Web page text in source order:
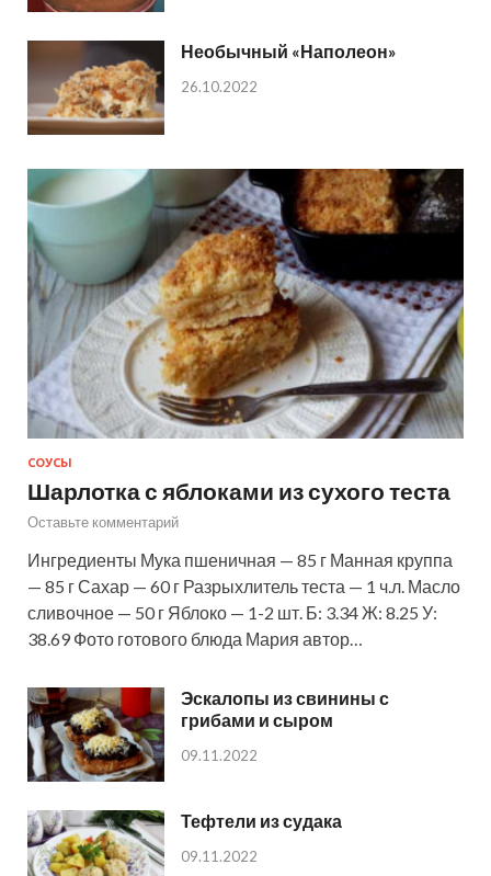
Необычный «Наполеон»
26.10.2022
СОУСЫ
Шарлотка с яблоками из сухого теста
Оставьте комментарий
Ингредиенты Мука пшеничная — 85 г Манная круппа
— 85 г Сахар — 60 г Разрыхлитель теста — 1 ч.л. Масло
сливочное — 50 г Яблоко — 1-2 шт. Б: 3.34 Ж: 8.25 У:
38.69 Фото готового блюда Мария автор…
Эскалопы из свинины с
грибами и сыром
09.11.2022
Тефтели из судака
09.11.2022